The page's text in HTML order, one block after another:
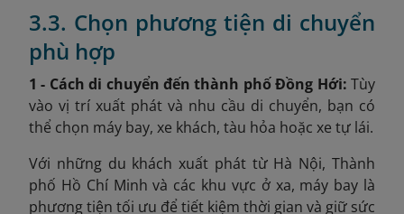
3.3. Chọn phương tiện di chuyển
phù hợp
1 - Cách di chuyển đến thành phố Đồng Hới: Tùy
vào vị trí xuất phát và nhu cầu di chuyển, bạn có
thể chọn máy bay, xe khách, tàu hỏa hoặc xe tự lái.
Với những du khách xuất phát từ Hà Nội, Thành
phố Hồ Chí Minh và các khu vực ở xa, máy bay là
phương tiện tối ưu để tiết kiệm thời gian và giữ sức